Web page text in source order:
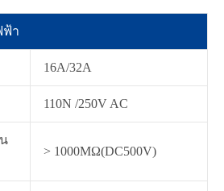
ฟ้า
16A/32A
110N /250V AC
> 1000MΩ(DC500V)